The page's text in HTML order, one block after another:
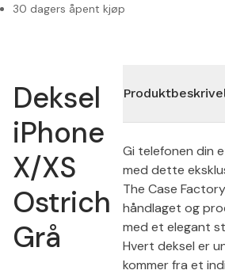
30 dagers åpent kjøp
Deksel
iPhone
X/XS
Ostrich
Grå
Gi telefonen din
med dette
The Case
håndlaget og
med et elegant
Hvert deksel er
kommer fra et